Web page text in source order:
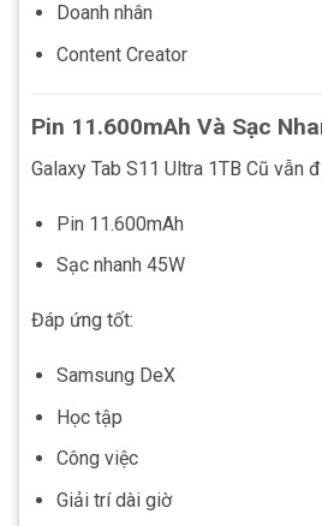
Doanh nhân
Content Creator
Pin 11.600mAh Và Sạc
Galaxy Tab S11 Ultra 1TB Cũ vẫn
Pin 11.600mAh
Sạc nhanh 45W
Đáp ứng tốt:
Samsung DeX
Học tập
Công việc
Giải trí dài giờ